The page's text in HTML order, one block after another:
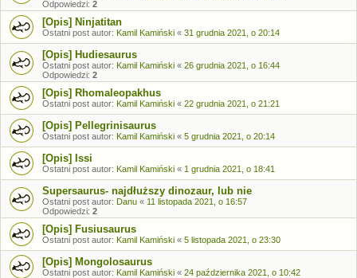
Odpowiedzi: 2
[Opis] Ninjatitan
Ostatni post autor: Kamil Kamiński « 31 grudnia 2021, o 20:14
[Opis] Hudiesaurus
Ostatni post autor: Kamil Kamiński « 26 grudnia 2021, o 16:44
Odpowiedzi: 2
[Opis] Rhomaleopakhus
Ostatni post autor: Kamil Kamiński « 22 grudnia 2021, o 21:21
[Opis] Pellegrinisaurus
Ostatni post autor: Kamil Kamiński « 5 grudnia 2021, o 20:14
[Opis] Issi
Ostatni post autor: Kamil Kamiński « 1 grudnia 2021, o 18:41
Supersaurus- najdłuższy dinozaur, lub nie
Ostatni post autor: Danu « 11 listopada 2021, o 16:57
Odpowiedzi: 2
[Opis] Fusiusaurus
Ostatni post autor: Kamil Kamiński « 5 listopada 2021, o 23:30
[Opis] Mongolosaurus
Ostatni post autor: Kamil Kamiński « 24 października 2021, o 10:42